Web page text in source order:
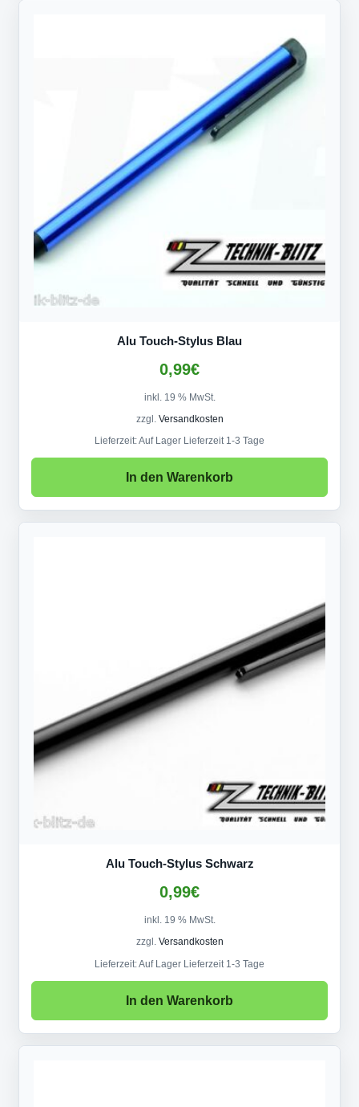
Alu Touch-Stylus Blau
0,99€
inkl. 19 % MwSt.
zzgl. Versandkosten
Lieferzeit:Auf Lager Lieferzeit 1-3 Tage
In den Warenkorb
Alu Touch-Stylus Schwarz
0,99€
inkl. 19 % MwSt.
zzgl. Versandkosten
Lieferzeit:Auf Lager Lieferzeit 1-3 Tage
In den Warenkorb